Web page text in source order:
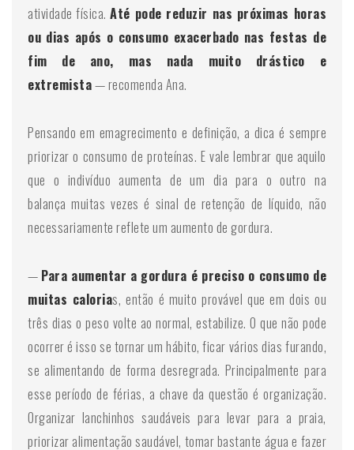
atividade física.Até pode reduzir nas próximas horas
ou dias após o consumo exacerbado nas festas de
fim de ano, mas nada muito drástico e
extremista— recomenda Ana.
Pensando em emagrecimento e definição, a dica é sempre
priorizar o consumo de proteínas. E vale lembrar que aquilo
que o indivíduo aumenta de um dia para o outro na
balança muitas vezes é sinal de retenção de líquido, não
necessariamente reflete um aumento de gordura.
— Para aumentar a gordura é preciso o consumo de
muitas calorias, então é muito provável que em dois ou
três dias o peso volte ao normal, estabilize. O que não pode
ocorrer é isso se tornar um hábito, ficar vários dias furando,
se alimentando de forma desregrada. Principalmente para
esse período de férias, a chave da questão é organização.
Organizar lanchinhos saudáveis para levar para a praia,
priorizar alimentação saudável, tomar bastante água e fazer